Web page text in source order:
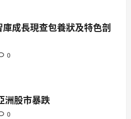
成長現查包養狀及特色剖
0
洲股市暴跌
0